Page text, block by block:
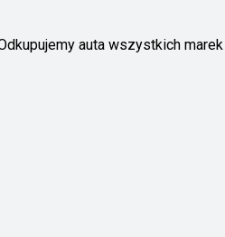
auta wszystkich